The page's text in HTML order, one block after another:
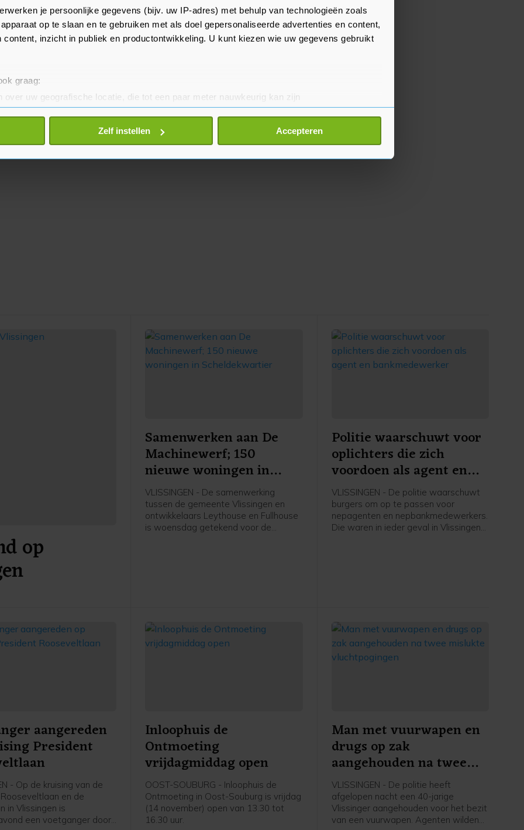
je persoonlijke gegevens (bijv. uw IP-adres) met behulp van technologieën zoals
op te slaan en te gebruiken met als doel gepersonaliseerde advertenties en content,
content, inzicht in publiek en productontwikkeling. U kunt kiezen wie uw gegevens gebruikt
graag:
over uw geografische locatie, die tot een paar meter nauwkeurig kan zijn
door het actief te scannen op specifieke eigenschappen (fingerprinting)
gegevens worden verwerkt en stel uw voorkeuren in het
detailgedeelte
of intrekken in de Cookieverklaring.
Zelf instellen Accepteren
op
Samenwerken aan De
Machinewerf; 150
nieuwe woningen in
Scheldekwartier
VLISSINGEN - De samenwerking
tussen de gemeente Vlissingen en
ontwikkelaars Leythouse en Fullhouse
is woensdag getekend voor de
Politie waarschuwt voor
oplichters die zich
voordoen als agent en
bankmedewerker
VLISSINGEN - De politie waarschuwt
burgers om op te passen voor
nepagenten en nepbankmedewerkers.
Die waren in ieder geval in Vlissingen
aangereden
President
- Op de kruising van de
en de
in Vlissingen is
een voetganger door
Inloophuis de
Ontmoeting
vrijdagmiddag open
OOST-SOUBURG - Inloophuis de
Ontmoeting in Oost-Souburg is vrijdag
(14 november) open van 13.30 tot
16.30 uur.
Man met vuurwapen en
drugs op zak
aangehouden na twee
mislukte vluchtpogingen
VLISSINGEN - De politie heeft
afgelopen nacht een 40-jarige
Vlissinger aangehouden voor het bezit
van een vuurwapen. Agenten wilden